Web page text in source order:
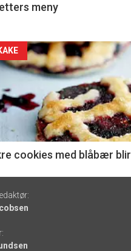
meny
cookies med blåbær blir